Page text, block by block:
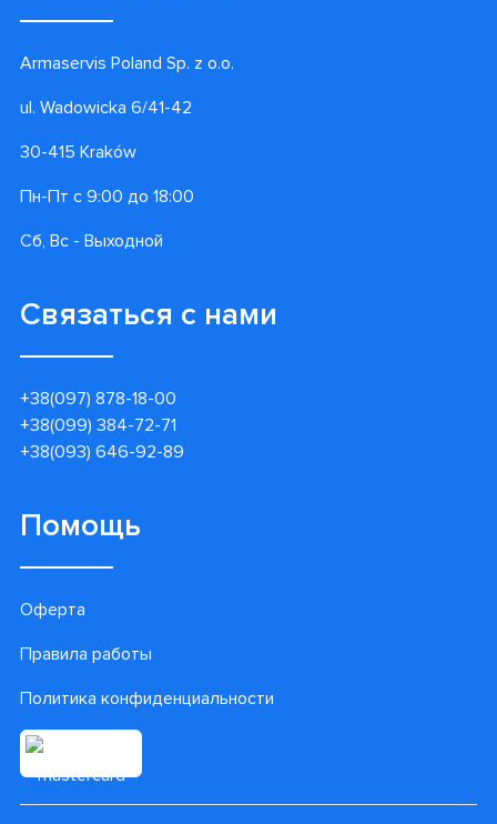
Armaservis Poland Sp. z o.o.
ul. Wadowicka 6/41-42
30-415 Kraków
Пн-Пт с 9:00 до 18:00
Сб, Вс - Выходной
Связаться с нами
+38(097) 878-18-00
+38(099) 384-72-71
+38(093) 646-92-89
Помощь
Оферта
Правила работы
Политика конфиденциальности